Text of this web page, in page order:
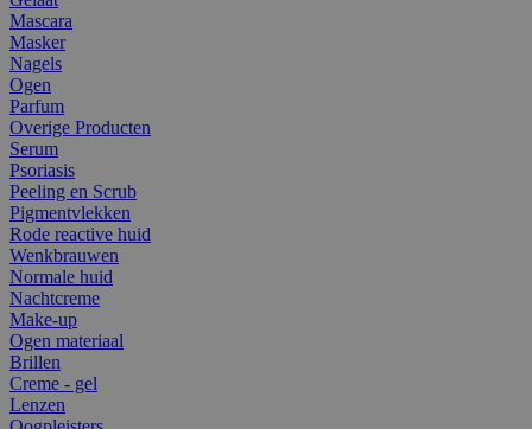
Mascara
Masker
Nagels
Ogen
Parfum
Overige Producten
Serum
Psoriasis
Peeling en Scrub
Pigmentvlekken
Rode reactive huid
Wenkbrauwen
Normale huid
Nachtcreme
Make-up
Ogen materiaal
Brillen
Creme - gel
Lenzen